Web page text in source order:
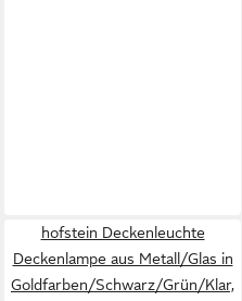
hofstein Deckenleuchte
Deckenlampe aus Metall/Glas in
Goldfarben/Schwarz/Grün/Klar,